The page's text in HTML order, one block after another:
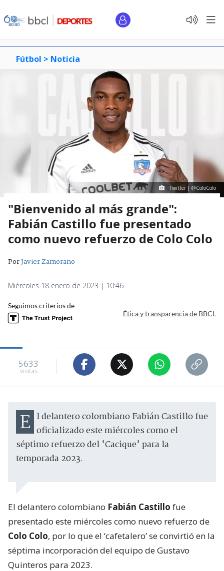
Fútbol > Noticia
Twitter | @ColoColo
"Bienvenido al más grande":
Fabián Castillo fue presentado
como nuevo refuerzo de Colo Colo
PorJavier Zamorano
Miércoles 18 enero de 2023 | 10:46
Seguimos criterios de
Ética y transparencia de BBCL
5633
visitas
El delantero colombiano Fabián Castillo fue oficializado este miércoles como el
séptimo refuerzo del 'Cacique' para la
temporada 2023.
El delantero colombiano Fabián Castillo fue
presentado este miércoles como nuevo refuerzo de
Colo Colo, por lo que el ‘cafetalero’ se convirtió en la
séptima incorporación del equipo de Gustavo
Quinteros para 2023.